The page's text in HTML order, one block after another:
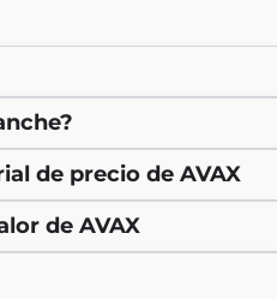
de precio de AVAX
de AVAX